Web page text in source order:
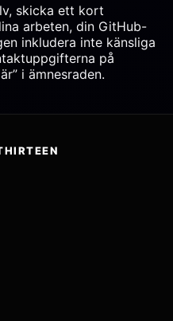
skicka ett kort
arbeten, din GitHub-
inkludera inte känsliga
på
i ämnesraden.